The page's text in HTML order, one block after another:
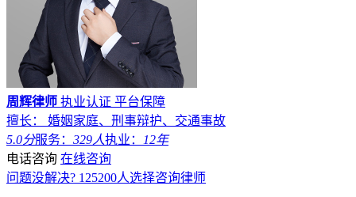
周辉律师 执业认证 平台保障
擅长： 婚姻家庭、刑事辩护、交通事故
5.0分服务： 329人执业：
12年
电话咨询 在线咨询
问题没解决? 125200人选择咨询律师